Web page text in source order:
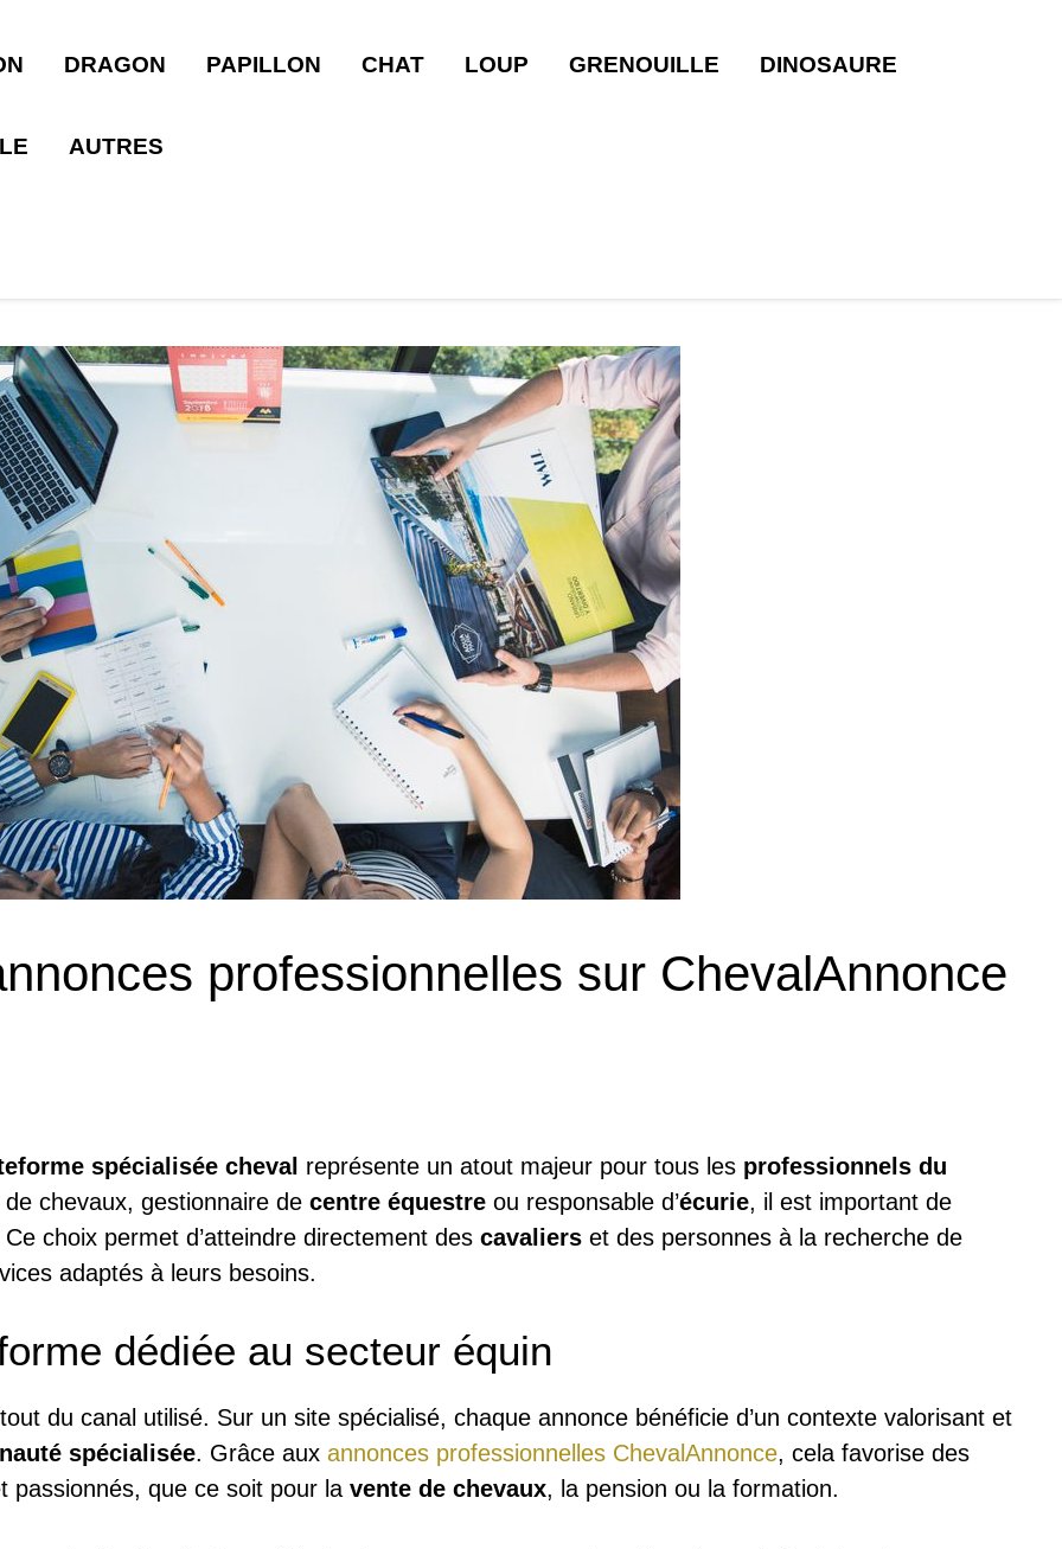
DRAGON PAPILLON CHAT LOUP GRENOUILLE DINOSAURE
AUTRES
professionnelles sur ChevalAnnonce
spécialisée cheval représente un atout majeur pour tous les professionnels du
chevaux, gestionnaire de centre équestre ou responsable d’écurie, il est important de
choix permet d’atteindre directement des cavaliers et des personnes à la recherche de
adaptés à leurs besoins.
dédiée au secteur équin
du canal utilisé. Sur un site spécialisé, chaque annonce bénéficie d’un contexte valorisant et
spécialisée. Grâce aux annonces professionnelles ChevalAnnonce, cela favorise des
passionnés, que ce soit pour la vente de chevaux, la pension ou la formation.